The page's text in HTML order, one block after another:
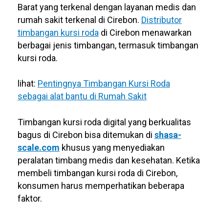
Barat yang terkenal dengan layanan medis dan
rumah sakit terkenal di Cirebon. Distributor
timbangan kursi roda di Cirebon menawarkan
berbagai jenis timbangan, termasuk timbangan
kursi roda.
lihat: Pentingnya Timbangan Kursi Roda
sebagai alat bantu di Rumah Sakit
Timbangan kursi roda digital yang berkualitas
bagus di Cirebon bisa ditemukan di shasa-
scale.com khusus yang menyediakan
peralatan timbang medis dan kesehatan. Ketika
membeli timbangan kursi roda di Cirebon,
konsumen harus memperhatikan beberapa
faktor.